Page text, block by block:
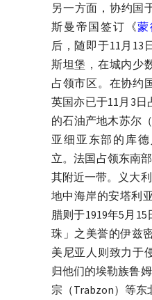
另一方面，协约国
斯曼帝国签订《
后，随即于11月13
斯坦堡，在城内少
占领市区。在协约
英国亦已于11月3
的石油产地木苏尔
亚细亚东部的库
立。法国占领东南
其附近一带。义大
地中海岸的安塔利
腊则于1919年5月
珠」之美誉的伊兹
美尼亚人则致力于
归他们的埃勒族鲁
宗（Trabzon）等东